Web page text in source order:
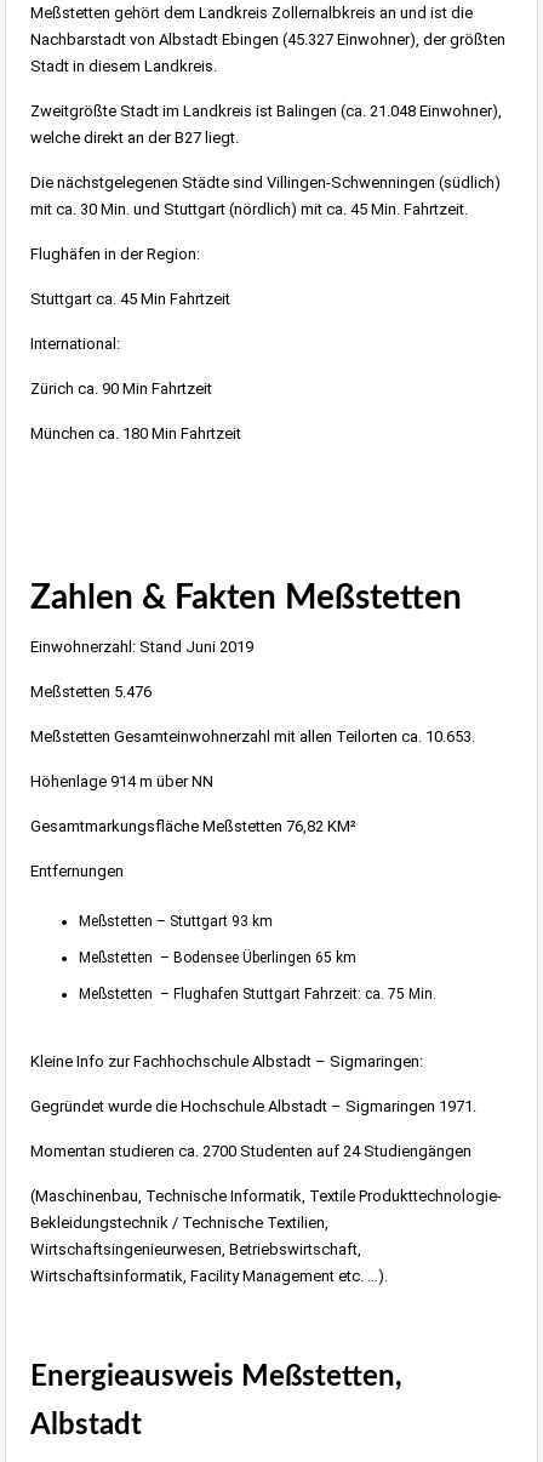
Meßstetten gehört dem Landkreis Zollernalbkreis an und ist die
Nachbarstadt von Albstadt Ebingen (45.327 Einwohner), der größten
Stadt in diesem Landkreis.
Zweitgrößte Stadt im Landkreis ist Balingen (ca. 21.048 Einwohner),
welche direkt an der B27 liegt.
Die nächstgelegenen Städte sind Villingen-Schwenningen (südlich)
mit ca. 30 Min. und Stuttgart (nördlich) mit ca. 45 Min. Fahrtzeit.
Flughäfen in der Region:
Stuttgart ca. 45 Min Fahrtzeit
International:
Zürich ca. 90 Min Fahrtzeit
München ca. 180 Min Fahrtzeit
Zahlen & Fakten Meßstetten
Einwohnerzahl: Stand Juni 2019
Meßstetten 5.476
Meßstetten Gesamteinwohnerzahl mit allen Teilorten ca. 10.653.
Höhenlage 914 m über NN
Gesamtmarkungsfläche Meßstetten 76,82 KM²
Entfernungen
Meßstetten – Stuttgart 93 km
Meßstetten – Bodensee Überlingen 65 km
Meßstetten – Flughafen Stuttgart Fahrzeit: ca. 75 Min.
Kleine Info zur Fachhochschule Albstadt – Sigmaringen:
Gegründet wurde die Hochschule Albstadt – Sigmaringen 1971.
Momentan studieren ca. 2700 Studenten auf 24 Studiengängen
(Maschinenbau, Technische Informatik, Textile Produkttechnologie-
Bekleidungstechnik / Technische Textilien,
Wirtschaftsingenieurwesen, Betriebswirtschaft,
Wirtschaftsinformatik, Facility Management etc. …).
Energieausweis Meßstetten,
Albstadt